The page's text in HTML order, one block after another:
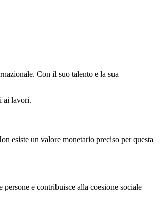
Con il suo talento e la sua
ai lavori.
esiste un valore monetario preciso per questa
e contribuisce alla coesione sociale